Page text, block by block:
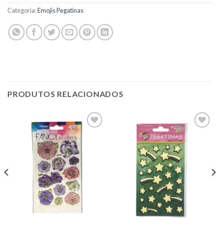
Categoria:Emojis Pegatinas
PRODUTOS RELACIONADOS